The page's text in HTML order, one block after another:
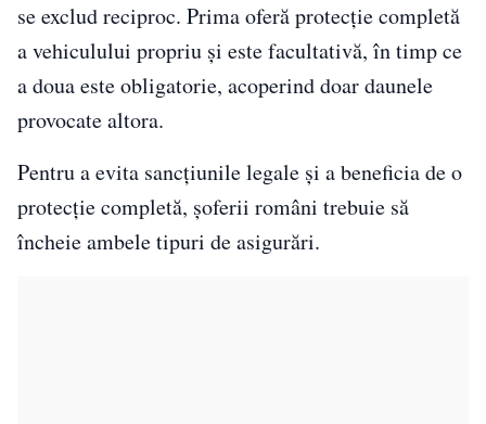
se exclud reciproc. Prima oferă protecție completă
a vehiculului propriu și este facultativă, în timp ce
a doua este obligatorie, acoperind doar daunele
provocate altora.
Pentru a evita sancțiunile legale și a beneficia de o
protecție completă, șoferii români trebuie să
încheie ambele tipuri de asigurări.